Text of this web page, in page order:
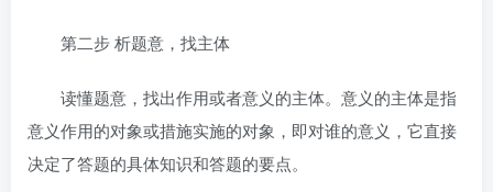
第二步 析题意，找主体
读懂题意，找出作用或者意义的主体。意义的主体是指
意义作用的对象或措施实施的对象，即对谁的意义，它直接
决定了答题的具体知识和答题的要点。